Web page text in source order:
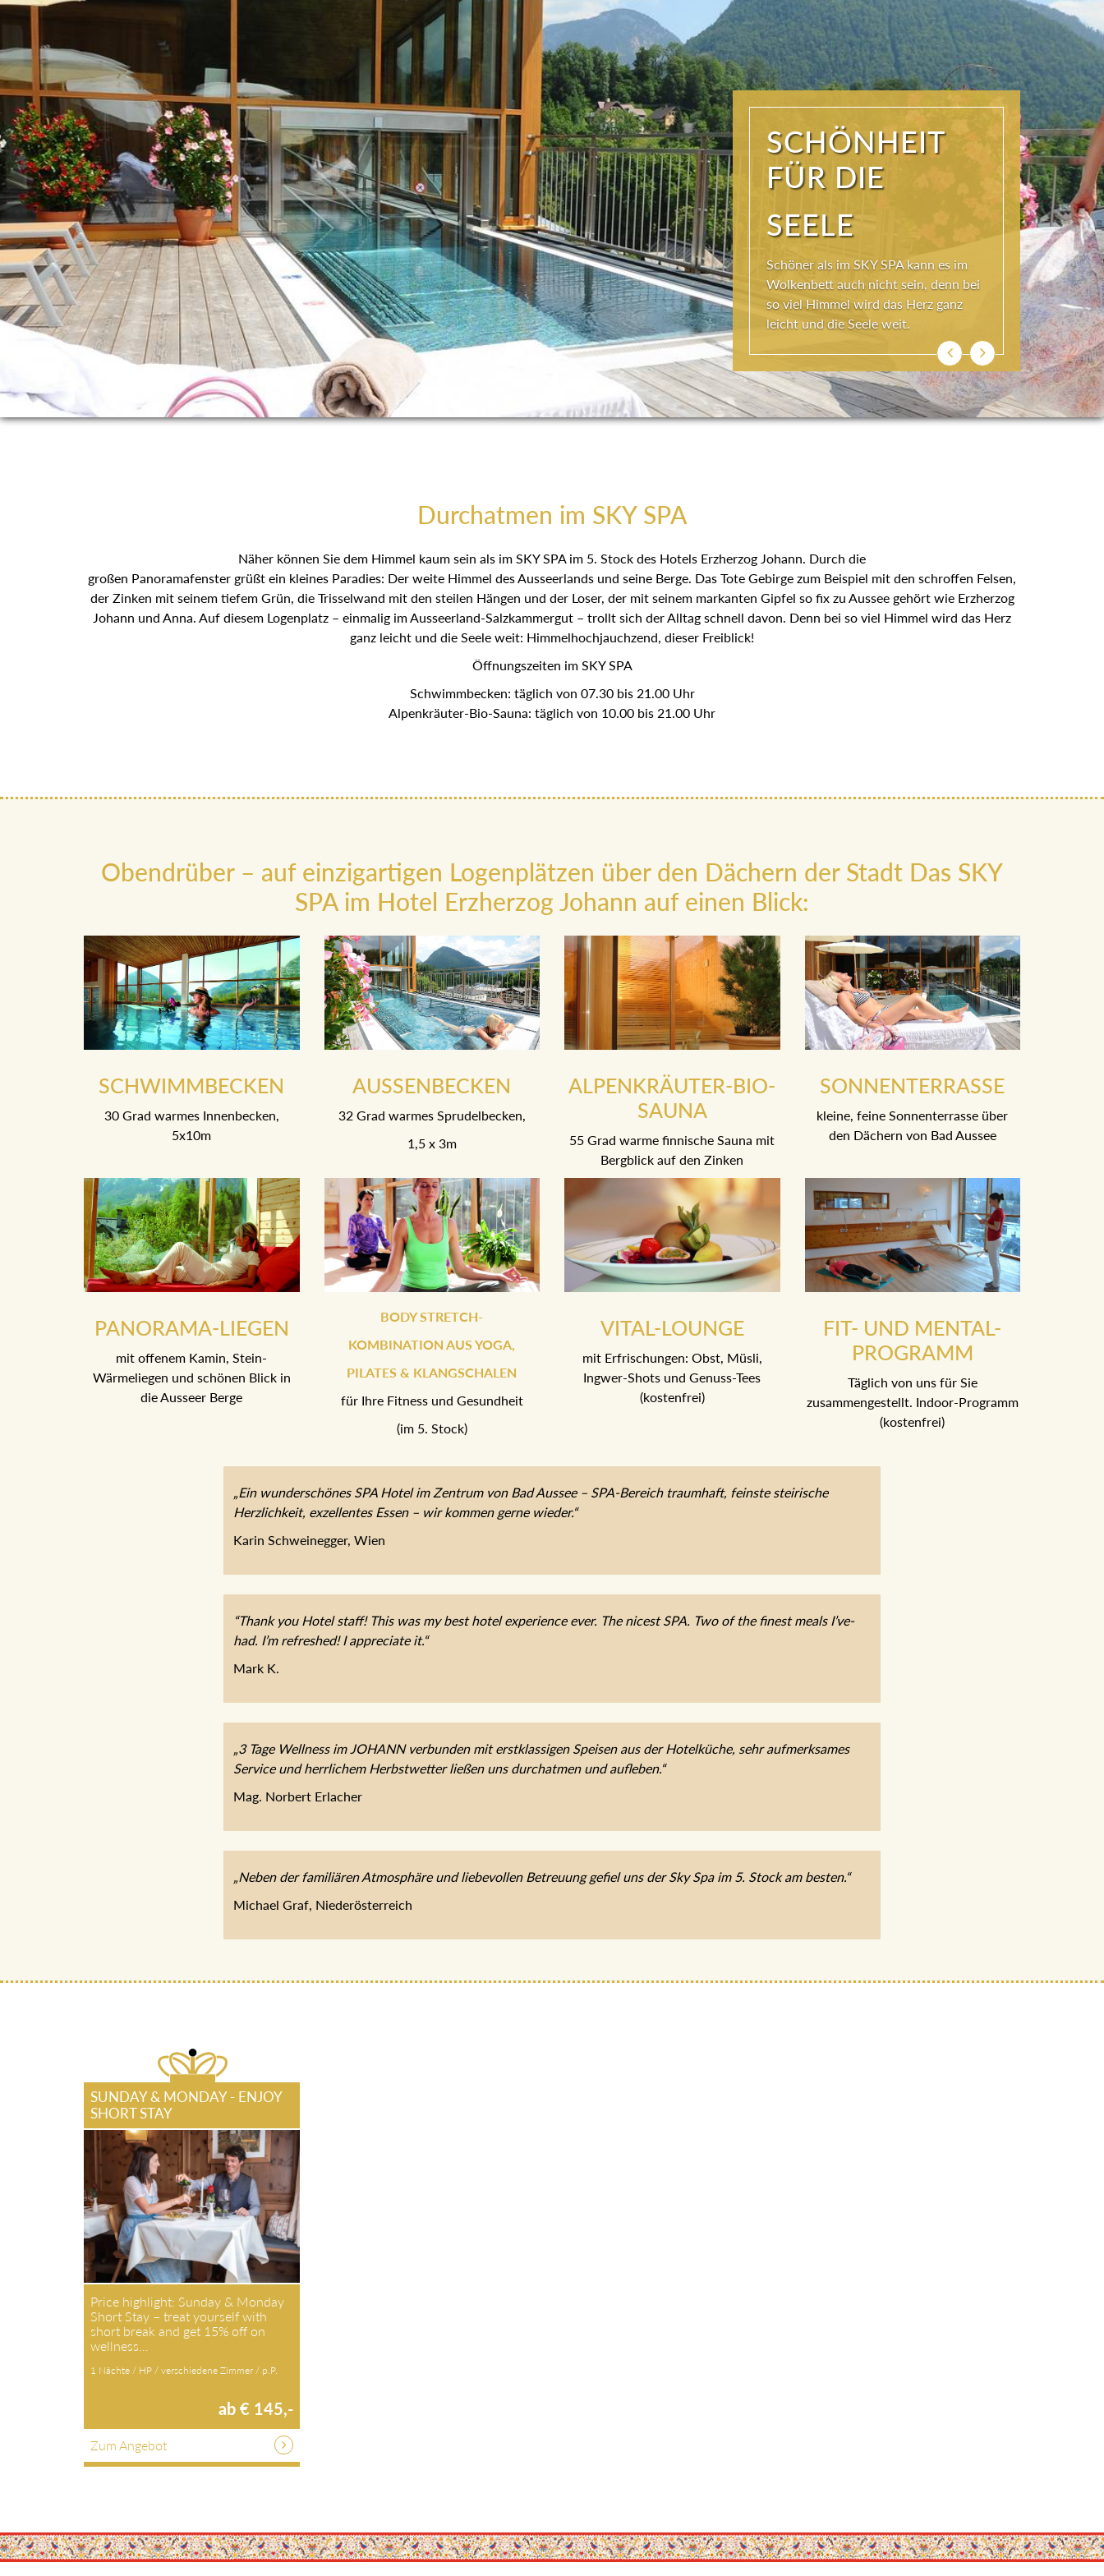
WIR SIND
FRISCH UND
MUNTER!
Ist der Körper in Bewegung, kann die
Seele besser baumeln. Das Hotel
Erzherzog Johann bietet dafür täglich
das FIT- und MENTAL-Programm.
ZurückWeiter
Durchatmen im SKY SPA
Näher können Sie dem Himmel kaum sein als im SKY SPA im 5. Stock des Hotels Erzherzog Johann. Durch die
großen Panoramafenster grüßt ein kleines Paradies: Der weite Himmel des Ausseerlands und seine Berge. Das Tote Gebirge zum Beispiel mit den schroffen Felsen,
der Zinken mit seinem tiefem Grün, die Trisselwand mit den steilen Hängen und der Loser, der mit seinem markanten Gipfel so fix zu Aussee gehört wie Erzherzog
Johann und Anna. Auf diesem Logenplatz – einmalig im Ausseerland-Salzkammergut – trollt sich der Alltag schnell davon. Denn bei so viel Himmel wird das Herz
ganz leicht und die Seele weit: Himmelhochjauchzend, dieser Freiblick!
Öffnungszeiten im SKY SPA
Schwimmbecken: täglich von 07.30 bis 21.00 Uhr
Alpenkräuter-Bio-Sauna: täglich von 10.00 bis 21.00 Uhr
Obendrüber – auf einzigartigen Logenplätzen über den Dächern der Stadt Das SKY
SPA im Hotel Erzherzog Johann auf einen Blick:
SCHWIMMBECKEN
30 Grad warmes Innenbecken,
5x10m
AUSSENBECKEN
32 Grad warmes Sprudelbecken,
1,5 x 3m
ALPENKRÄUTER-BIO-
SAUNA
55 Grad warme finnische Sauna mit
Bergblick auf den Zinken
SONNENTERRASSE
kleine, feine Sonnenterrasse über
den Dächern von Bad Aussee
PANORAMA-LIEGEN
mit offenem Kamin, Stein-
Wärmeliegen und schönen Blick in
die Ausseer Berge
BODY STRETCH-
KOMBINATION AUS YOGA,
PILATES & KLANGSCHALEN
für Ihre Fitness und Gesundheit
(im 5. Stock)
VITAL-LOUNGE
mit Erfrischungen: Obst, Müsli,
Ingwer-Shots und Genuss-Tees
(kostenfrei)
FIT- UND MENTAL-
PROGRAMM
Täglich von uns für Sie
zusammengestellt. Indoor-Programm
(kostenfrei)
„Ein wunderschönes SPA Hotel im Zentrum von Bad Aussee – SPA-Bereich traumhaft, feinste steirische
Herzlichkeit, exzellentes Essen – wir kommen gerne wieder.“
Karin Schweinegger, Wien
“Thank you Hotel staff! This was my best hotel experience ever. The nicest SPA. Two of the finest meals I’ve-
had. I’m refreshed! I appreciate it.“
Mark K.
„3 Tage Wellness im JOHANN verbunden mit erstklassigen Speisen aus der Hotelküche, sehr aufmerksames
Service und herrlichem Herbstwetter ließen uns durchatmen und aufleben.“
Mag. Norbert Erlacher
„Neben der familiären Atmosphäre und liebevollen Betreuung gefiel uns der Sky Spa im 5. Stock am besten.“
Michael Graf, Niederösterreich
SUNDAY & MONDAY - ENJOY
SHORT STAY
Price highlight: Sunday & Monday
Short Stay – treat yourself with
short break and get 15% off on
wellness…
1 Nächte / HP / verschiedene Zimmer / p.P.
ab € 145,-
Zum Angebot